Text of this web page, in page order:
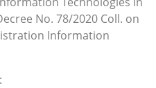
No. 78/2020 Coll. on
Information
: